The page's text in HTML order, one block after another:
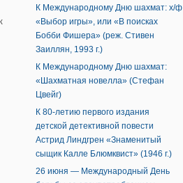
К Международному Дню шахмат: х/ф
«Выбор игры», или «В поисках
Бобби Фишера» (реж. Стивен
Заиллян, 1993 г.)
К Международному Дню шахмат:
«Шахматная новелла» (Стефан
Цвейг)
К 80-летию первого издания
детской детективной повести
Астрид Линдгрен «Знаменитый
сыщик Калле Блюмквист» (1946 г.)
26 июня — Международный День